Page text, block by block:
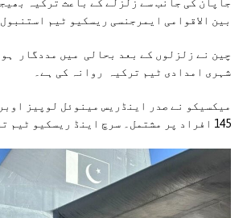
بین الاقوامی ایمرجنسی ریسکیو ٹیم استنبول
چین نے زلزلوں کے بعد بحالی میں مددگار
شہری امدادی ٹیم ترکیہ روانہ کی ہے۔
میکسیکو نے صدر اینڈریس مینوئل لوپیز
145 افراد پر مشتمل۔ سرچ اینڈ ریسکیو ٹیم ترکیہ روانہ کی ہے۔